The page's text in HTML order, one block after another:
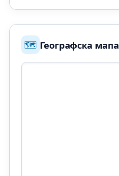
🗺️ Географска мапа